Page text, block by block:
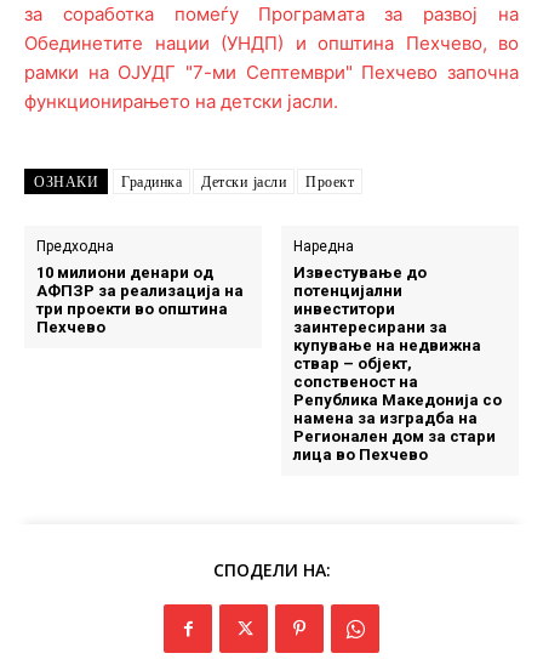
ОЗНАКИ Градинка Детски јасли Проект
Предходна
10 милиони денари од
АФПЗР за реализација на
три проекти во општина
Пехчево
Наредна
Известување до
потенцијални
инвеститори
заинтересирани за
купување на недвижна
ствар – објект,
сопственост на
Република Македонија со
намена за изградба на
Регионален дом за стари
лица во Пехчево
СПОДЕЛИ НА: